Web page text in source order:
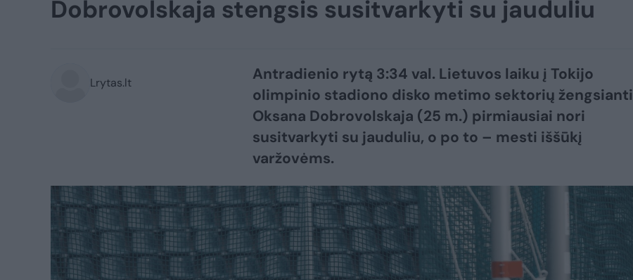
Dobrovolskaja stengsis susitvarkyti su jauduliu
Lrytas.lt
Antradienio rytą 3:34 val. Lietuvos laiku į Tokijo
olimpinio stadiono disko metimo sektorių žengsianti
Oksana Dobrovolskaja (25 m.) pirmiausiai nori
susitvarkyti su jauduliu, o po to – mesti iššūkį
varžovėms.